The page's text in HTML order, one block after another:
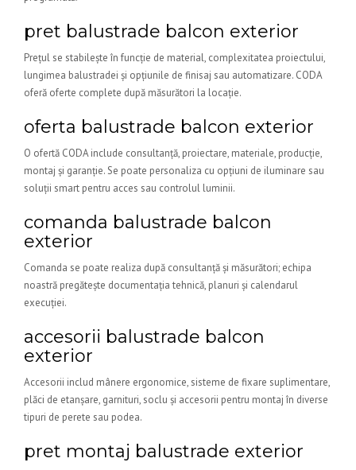
pret balustrade balcon exterior
Prețul se stabilește în funcție de material, complexitatea proiectului,
lungimea balustradei și opțiunile de finisaj sau automatizare. CODA
oferă oferte complete după măsurători la locație.
oferta balustrade balcon exterior
O ofertă CODA include consultanță, proiectare, materiale, producție,
montaj și garanție. Se poate personaliza cu opțiuni de iluminare sau
soluții smart pentru acces sau controlul luminii.
comanda balustrade balcon
exterior
Comanda se poate realiza după consultanță și măsurători; echipa
noastră pregătește documentația tehnică, planuri și calendarul
execuției.
accesorii balustrade balcon
exterior
Accesorii includ mânere ergonomice, sisteme de fixare suplimentare,
plăci de etanșare, garnituri, soclu și accesorii pentru montaj în diverse
tipuri de perete sau podea.
pret montaj balustrade exterior